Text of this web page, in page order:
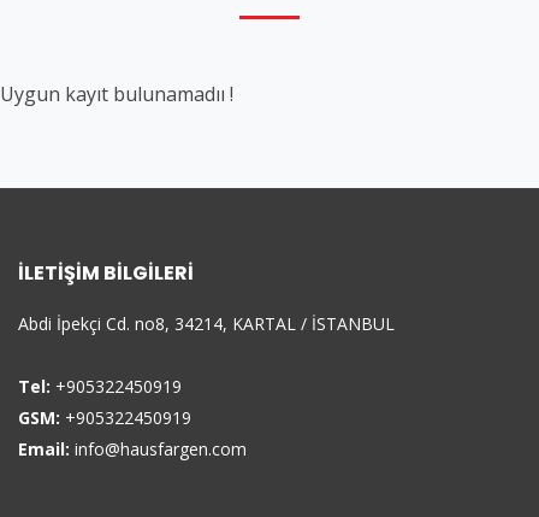
Uygun kayıt bulunamadıı !
İLETIŞIM BILGILERI
Abdi İpekçi Cd. no8, 34214, KARTAL / İSTANBUL
Tel: +905322450919
GSM: +905322450919
Email: info@hausfargen.com